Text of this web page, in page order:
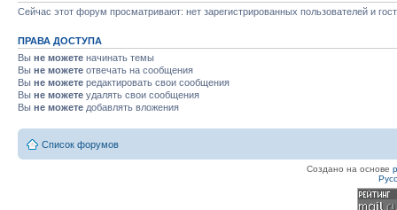
Сейчас этот форум просматривают: нет зарегистрированных пользователей и
ПРАВА ДОСТУПА
Вы не можете начинать темы
Вы не можете отвечать на сообщения
Вы не можете редактировать свои сообщения
Вы не можете удалять свои сообщения
Вы не можете добавлять вложения
Список форумов
Создано на основе